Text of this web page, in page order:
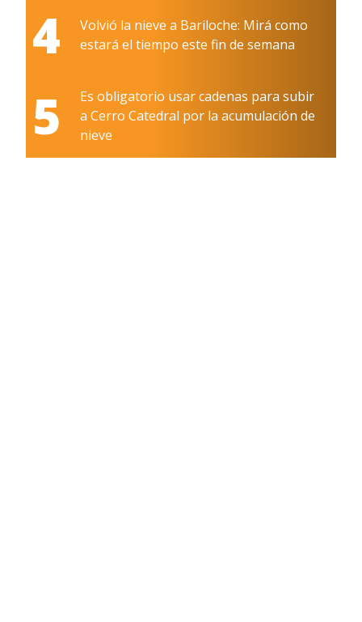
4
Volvió la nieve a Bariloche: Mirá como
estará el tiempo este fin de semana
5
Es obligatorio usar cadenas para subir
a Cerro Catedral por la acumulación de
nieve